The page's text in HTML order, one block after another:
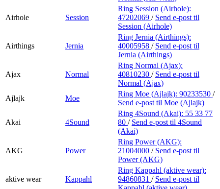
Airhole Session
Ring Session (Airhole):
47202069 / Send e-post til
Session (Airhole)
Airthings Jernia
Ring Jernia (Airthings):
40005958 / Send e-post til
Jernia (Airthings)
Ajax Normal
Ring Normal (Ajax):
40810230 / Send e-post til
Normal (Ajax)
Ajlajk
Moe
Ring Moe (Ajlajk): 90233530 /
Send e-post til Moe (Ajlajk)
Akai 4Sound
Ring 4Sound (Akai): 55 33 77
80 / Send e-post til 4Sound
(Akai)
AKG Power
Ring Power (AKG):
21004000 / Send e-post til
Power (AKG)
aktive wear Kappahl
Ring Kappahl (aktive wear):
94860831 / Send e-post til